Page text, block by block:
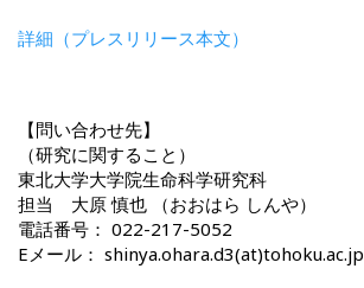
詳細（プレスリリース本文）
【問い合わせ先】
（研究に関すること）
東北大学大学院生命科学研究科
担当 大原 慎也 （おおはら しんや）
電話番号： 022-217-5052
Eメール： shinya.ohara.d3(at)tohoku.ac.jp